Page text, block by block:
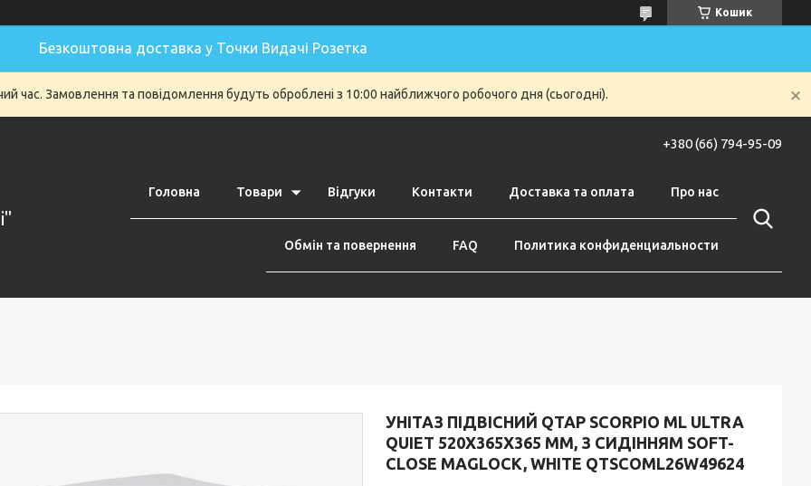
Кошик
Безкоштовна доставка у Точки Видачі Розетка
час. Замовлення та повідомлення будуть оброблені з 10:00 найближчого робочого дня (сьогодні).
+380 (66) 794-95-09
Головна Товари Відгуки Контакти Доставка та оплата Про нас
Обмін та повернення FAQ Политика конфиденциальности
УНІТАЗ ПІДВІСНИЙ QTAP SCORPIO ML ULTRA
QUIET 520X365X365 ММ, З СИДІННЯМ SOFT-
CLOSE MAGLOCK, WHITE QTSCOML26W49624